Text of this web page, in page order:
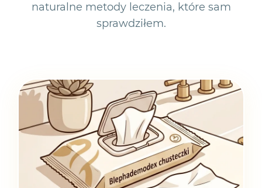
naturalne metody leczenia, które sam
sprawdziłem.